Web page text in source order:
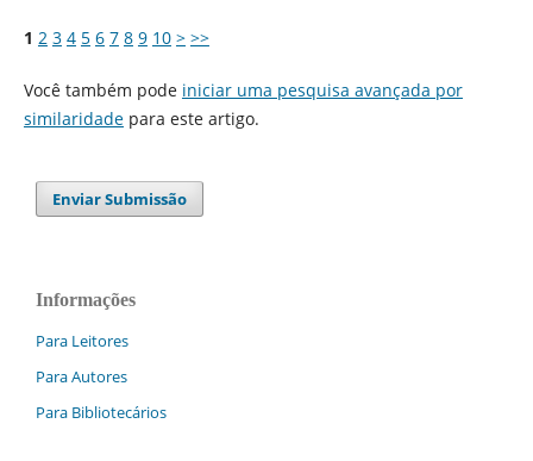
1 2 3 4 5 6 7 8 9 10 > >>
Você também pode iniciar uma pesquisa avançada por
similaridadepara este artigo.
Enviar Submissão
Informações
Para Leitores
Para Autores
Para Bibliotecários